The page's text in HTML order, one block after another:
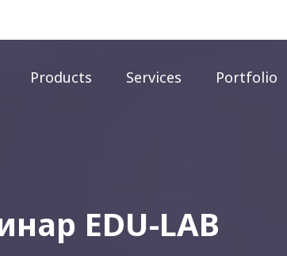
Products Services Portfolio
EDU-LAB